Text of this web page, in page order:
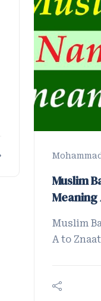
Muslim
Meaning
Muslim
A to